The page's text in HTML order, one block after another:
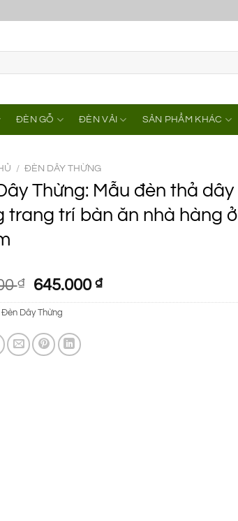
ĐÈN GỖ ĐÈN VẢI SẢN PHẨM KHÁC
/ ĐÈN DÂY THỪNG
Thừng: Mẫu đèn thả dây
trang trí bàn ăn nhà hàng ở
₫
Giá
gốc
là:
890.000 ₫.
645.000 ₫Giá
hiện
Đèn Dây Thừng